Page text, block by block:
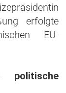
erfolgte
EU-